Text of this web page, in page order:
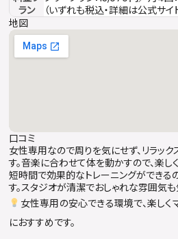
ラン
（いずれも税込・詳細は公式サイ
地図
口コミ
女性専用なので周りを気にせず、リラッ
す。音楽に合わせて体を動かすので、楽し
短時間で効果的なトレーニングができる
す。スタジオが清潔でおしゃれな雰囲気も
女性専用の安心できる環境で、楽しく
におすすめです。